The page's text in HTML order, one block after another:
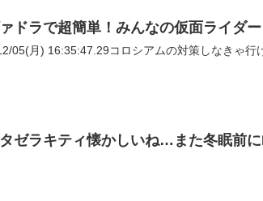
ドラで超簡単！みんなの仮面ライダ
05(月) 16:35:47.29コロシアムの対策しなきゃ行
ゼラキティ懐かしいね…また冬眠前